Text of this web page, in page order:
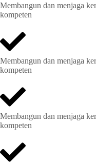
Membangun dan menjaga
kompeten
Membangun dan menjaga
kompeten
Membangun dan menjaga
kompeten